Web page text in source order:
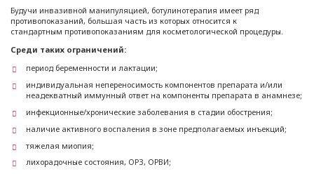
Будучи инвазивной манипуляцией, ботулинотерапия имеет ряд
противопоказаний, большая часть из которых относится к
стандартным противопоказаниям для косметологической процедуры.
Среди таких ограничений:
период беременности и лактации;
индивидуальная непереносимость компонентов препарата и/или
неадекватный иммунный ответ на компоненты препарата в анамнезе;
инфекционные/хронические заболевания в стадии обострения;
наличие активного воспаления в зоне предполагаемых инъекций;
тяжелая миопия;
лихорадочные состояния, ОРЗ, ОРВИ;